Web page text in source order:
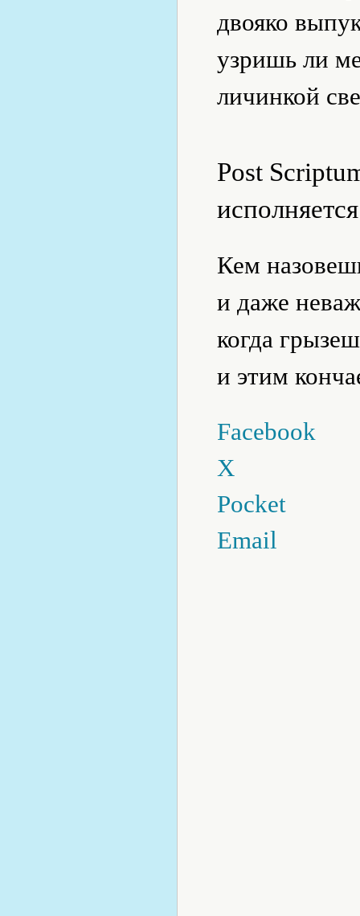
двояко
узришь ли
личинкой
Post
Кем
и даже
когда
и этим
Facebook
X
Pocket
Email